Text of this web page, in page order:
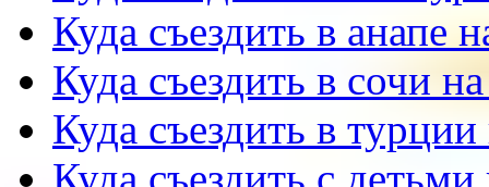
Куда съездить в анапе
Куда съездить в сочи
Куда съездить в